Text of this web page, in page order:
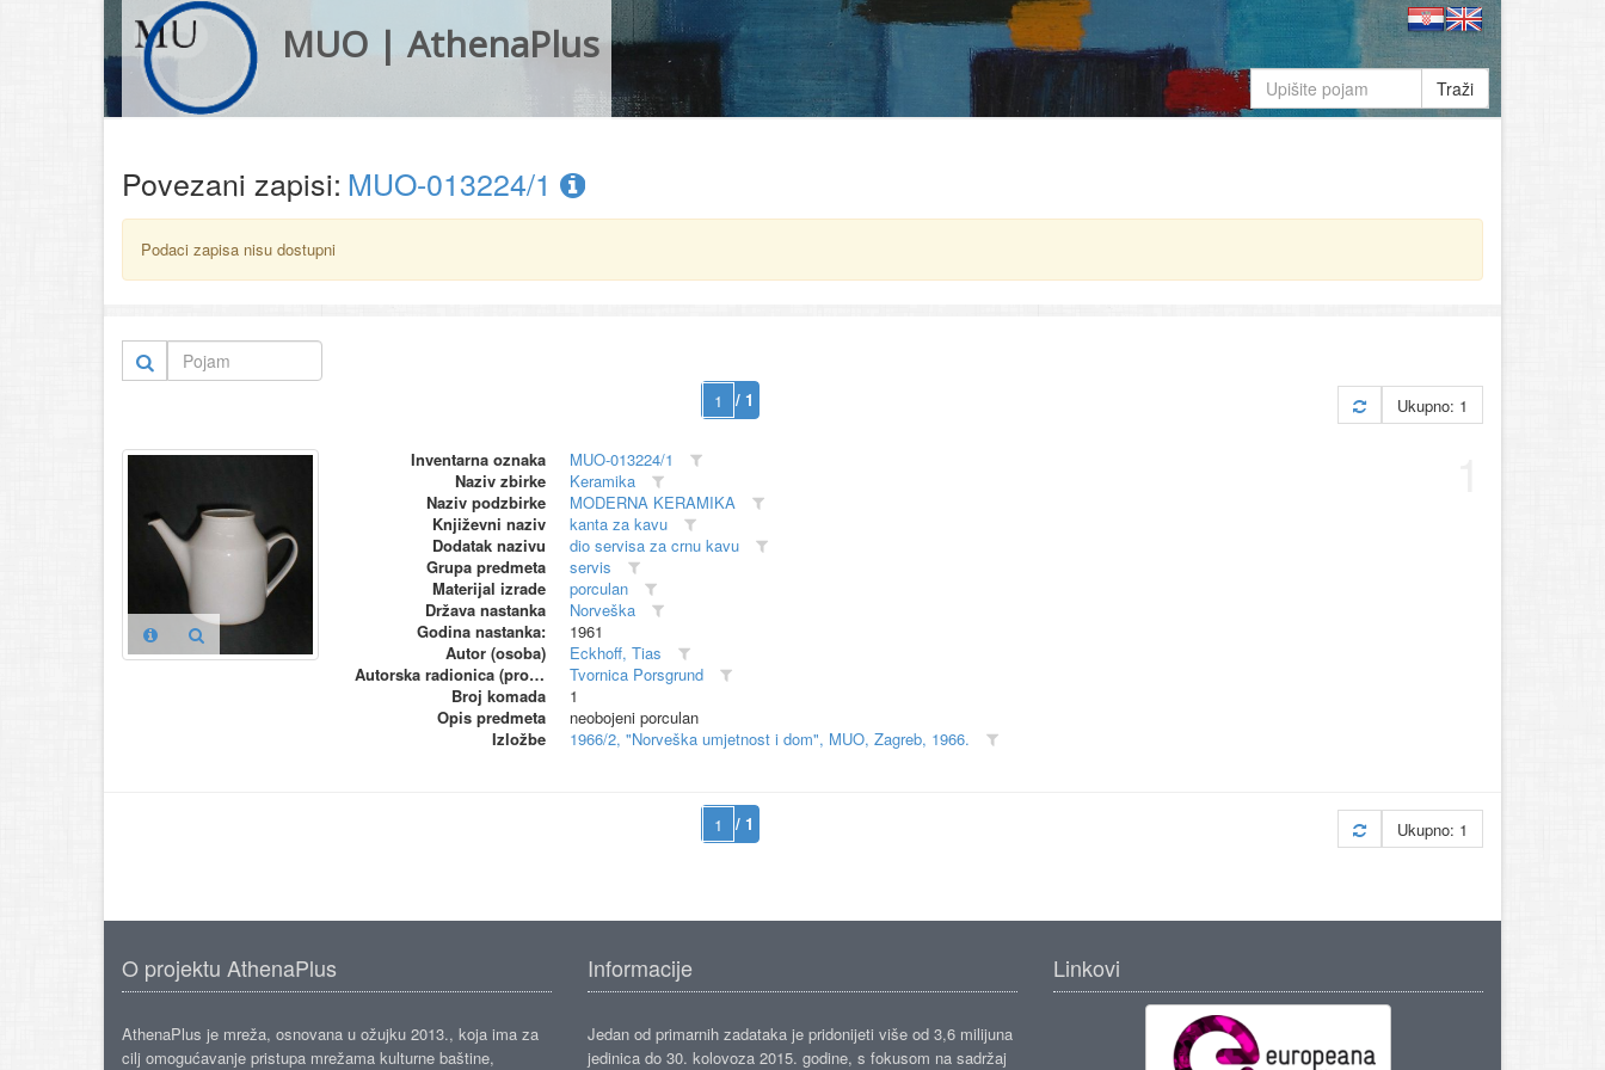
MUO | AthenaPlus
Traži
Povezani zapisi: MUO-013224/1
Podaci zapisa nisu dostupni
/ 1 Ukupno: 1
Inventarna oznaka
MUO-013224/1
Naziv zbirke
Keramika
Naziv podzbirke
MODERNA KERAMIKA
Književni naziv
kanta za kavu
Dodatak nazivu
dio servisa za crnu kavu
Grupa predmeta
servis
Materijal izrade
porculan
Država nastanka
Norveška
Godina nastanka:
1961
Autor (osoba)
Eckhoff, Tias
Autorska radionica (proizvođač)
Tvornica Porsgrund
Broj komada
1
Opis predmeta
neobojeni porculan
Izložbe
1966/2, "Norveška umjetnost i dom", MUO, Zagreb, 1966.
/ 1 Ukupno: 1
O projektu AthenaPlus
AthenaPlus je mreža, osnovana u ožujku 2013., koja ima za
cilj omogućavanje pristupa mrežama kulturne baštine,
Informacije
Jedan od primarnih zadataka je pridonijeti više od 3,6 milijuna
jedinica do 30. kolovoza 2015. godine, s fokusom na sadržaj
Linkovi